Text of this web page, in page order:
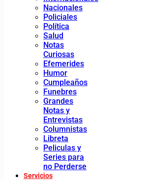
Nacionales
Policiales
Política
Salud
Notas
Curiosas
Efemerides
Humor
Cumpleaños
Funebres
Grandes
Notas y
Entrevistas
Columnistas
Libreta
Peliculas y
Series para
no Perderse
Servicios